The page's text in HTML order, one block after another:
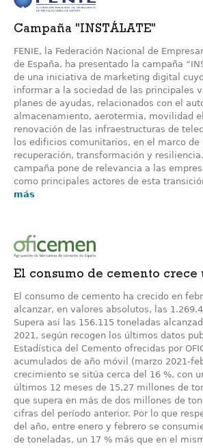
Campaña "INSTÁLATE"
FENIE, la Federación Nacional de
de España, ha presentado la campaña
de una iniciativa de marketing digital
informar a la sociedad de las principales
planes de ayudas, relacionados con el
almacenamiento, aerotermia, movilidad
renovación de las infraestructuras de
los edificios comunitarios, en el marco de
recuperación, transformación y
campaña pone de relevancia a las
como principales actores de esta
más
El consumo de cemento crece
El consumo de cemento ha crecido en
alcanzar, en valores absolutos, las
Supera así las 156.115 toneladas
2021, según recogen los últimos datos
Estadística del Cemento ofrecidas por
acumulados de año móvil (marzo 2021-
crecimiento se sitúa cerca del 16 %, con
últimos 12 meses de 15,27 millones de
que supera en más de dos millones de
cifras del período anterior. Por lo que
del año, entre enero y febrero se
de toneladas, un 17 % más que en el